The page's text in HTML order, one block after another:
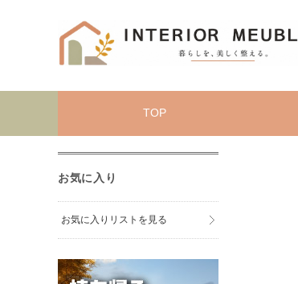
TOP
お気に入り
お気に入りリストを見る